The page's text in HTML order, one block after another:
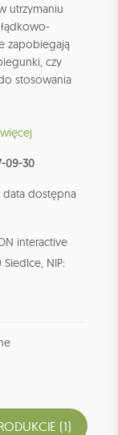
utrzymaniu
zapobiegają
czy
stosowania
więcej
09-30
data dostępna
interactive
Siedlce, NIP:
(1)